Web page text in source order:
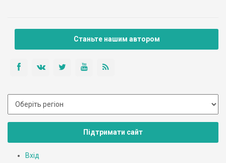
Станьте нашим автором
Підтримати сайт
Вхід